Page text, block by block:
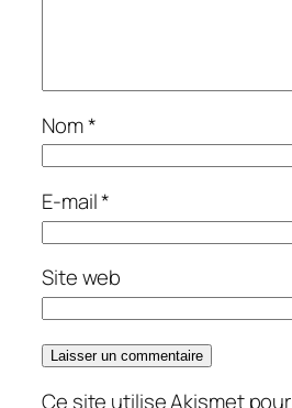
Nom*
E-mail*
Site web
Ce site utilise Akismet